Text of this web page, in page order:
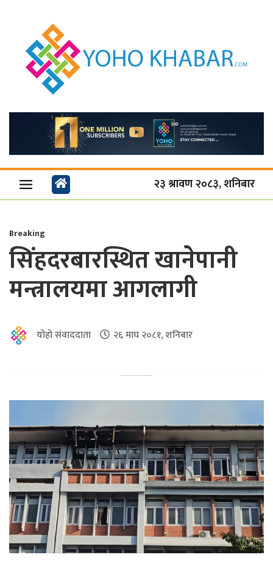
२३ श्रावण २०८३, शनिबार
Breaking
सिंहदरबारस्थित खानेपानी
मन्त्रालयमा आगलागी
योहो संवाददाता २६ माघ २०८१, शनिबार